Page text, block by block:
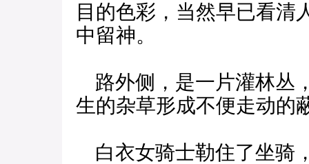
目的色彩，当然早已看清
中留神。
路外侧，是一片灌林丛
生的杂草形成不便走动的
白衣女骑士勒住了坐骑